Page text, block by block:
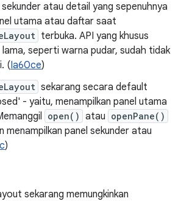
atau detail yang sepenuhnya
utama atau daftar saat
terbuka. API yang khusus
lama, seperti warna pudar, sudah tidak
(Ia60ce)
sekarang secara default
- yaitu, menampilkan panel utama
open() atau openPane()
menampilkan panel sekunder atau
)
sekarang memungkinkan